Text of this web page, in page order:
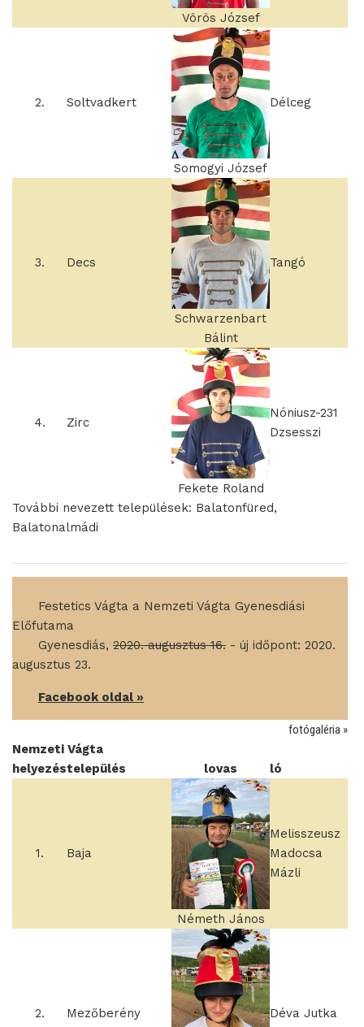
Vörös József
2. Soltvadkert
Somogyi József
Délceg
3. Decs
Schwarzenbart
Bálint
Tangó
4. Zirc
Fekete Roland
Nóniusz-231
Dzsesszi
További nevezett települések: Balatonfüred,
Balatonalmádi
Festetics Vágta a Nemzeti Vágta Gyenesdiási
Előfutama
Gyenesdiás, 2020. augusztus 16. - új időpont: 2020.
augusztus 23.
Facebook oldal »
fotógaléria »
Nemzeti Vágta
helyezéstelepülés lovas ló
1. Baja
Németh János
Melisszeusz
Madocsa
Mázli
2. Mezőberény Déva Jutka